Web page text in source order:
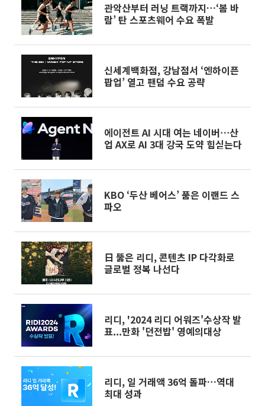
관악산부터 러닝 트랙까지…‘봄 바
람’ 탄 스포츠웨어 수요 폭발
신세계백화점, 강남점서 ‘엔하이픈
팝업’ 열고 팬덤 수요 공략
에이전트 AI 시대 여는 네이버⋯산
업 AX로 AI 3대 강국 도약 힘싣는다
KBO ‘두산 베어스’ 품은 이랜드 스
파오
日 뚫은 리디, 콘텐츠 IP 다각화로
글로벌 정복 나선다
리디, '2024 리디 어워즈'수상작 발
표...만화 '던전밥' 영예의대상
리디, 일 거래액 36억 돌파…역대
최대 성과